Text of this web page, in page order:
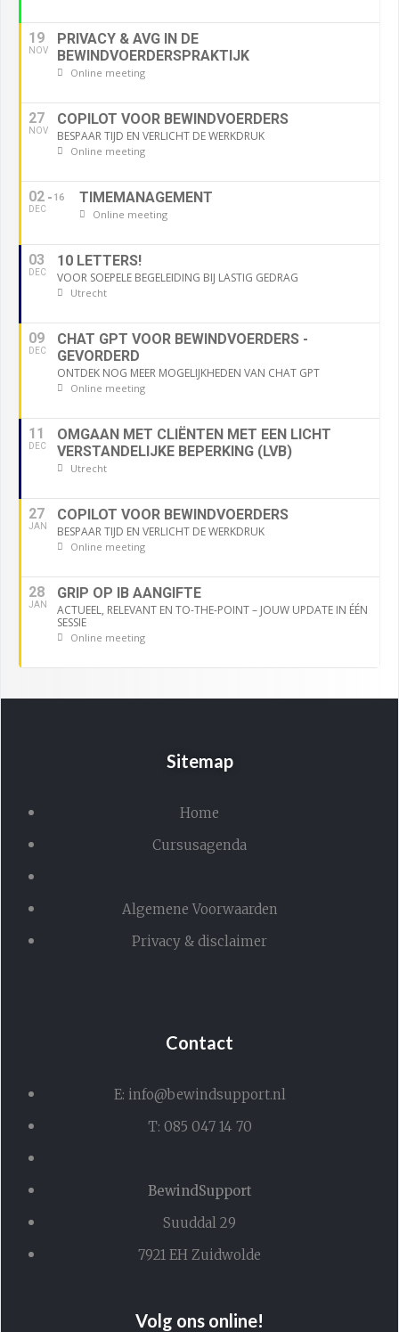
19
NOV
PRIVACY & AVG IN DE
BEWINDVOERDERSPRAKTIJK
Online meeting
27
NOV
COPILOT VOOR BEWINDVOERDERS
BESPAAR TIJD EN VERLICHT DE WERKDRUK
Online meeting
02
DEC
16 TIMEMANAGEMENT
Online meeting
03
DEC
10 LETTERS!
VOOR SOEPELE BEGELEIDING BIJ LASTIG GEDRAG
Utrecht
09
DEC
CHAT GPT VOOR BEWINDVOERDERS -
GEVORDERD
ONTDEK NOG MEER MOGELIJKHEDEN VAN CHAT GPT
Online meeting
11
DEC
OMGAAN MET CLIËNTEN MET EEN LICHT
VERSTANDELIJKE BEPERKING (LVB)
Utrecht
27
JAN
COPILOT VOOR BEWINDVOERDERS
BESPAAR TIJD EN VERLICHT DE WERKDRUK
Online meeting
28
JAN
GRIP OP IB AANGIFTE
ACTUEEL, RELEVANT EN TO-THE-POINT – JOUW UPDATE IN ÉÉN
SESSIE
Online meeting
Sitemap
Home
Cursusagenda
Algemene Voorwaarden
Privacy & disclaimer
Contact
E: info@bewindsupport.nl
T: 085 047 14 70
BewindSupport
Suuddal 29
7921 EH Zuidwolde
Volg ons online!